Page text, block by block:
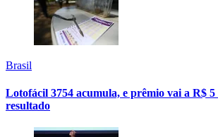
Brasil
Lotofácil 3754 acumula, e prêmio vai a R$ 5
resultado